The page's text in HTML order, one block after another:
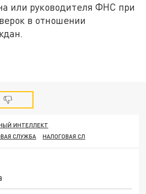
или руководителя ФНС при
в отношении
ИНТЕЛЛЕКТ
СЛУЖБА
НАЛОГОВАЯ СЛ